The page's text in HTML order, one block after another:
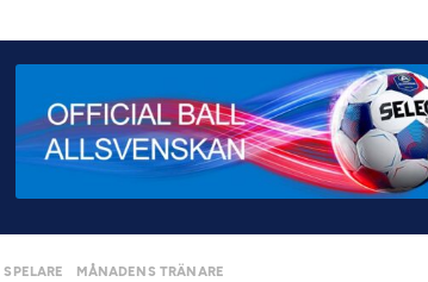
MÅNADENS TRÄNARE